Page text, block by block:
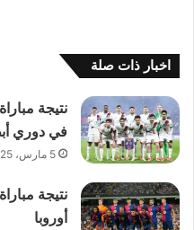
اخبار ذات صلة
نتيجة
في دوري
5 مارس، 2025
نتيجة
أوروبا